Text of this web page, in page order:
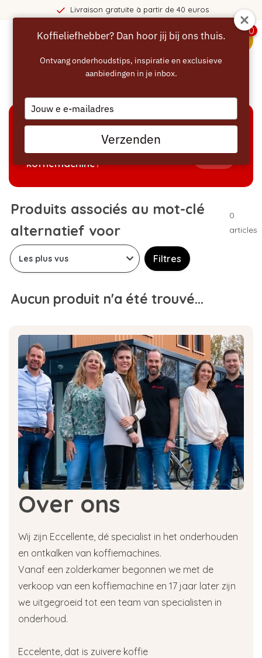
Livraison gratuite à partir de 40 euros
0
Welke producten passen bij mijn
koffiemachine?
Produits associés au mot-clé
alternatief voor
0
articles
Filtres
Aucun produit n'a été trouvé...
Over ons
Wij zijn Eccellente, dé specialist in het onderhouden
en ontkalken van koffiemachines.
Vanaf een zolderkamer begonnen we met de
verkoop van een koffiemachine en 17 jaar later zijn
we uitgegroeid tot een team van specialisten in
onderhoud.
Eccelente, dat is zuivere koffie
Koffieliefhebber? Dan hoor jij bij ons thuis.
Ontvang onderhoudstips, inspiratie en exclusieve
aanbiedingen in je inbox.
Type
your
email
Verzenden